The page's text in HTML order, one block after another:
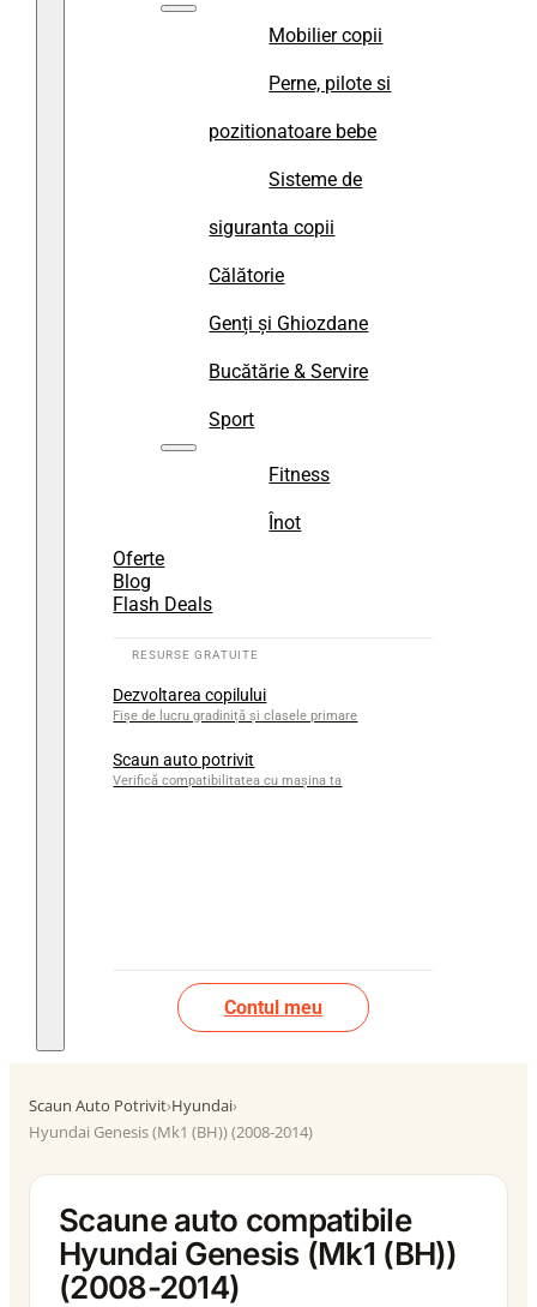
Mobilier copii
Perne, pilote si
pozitionatoare bebe
Sisteme de
siguranta copii
Călătorie
Genți și Ghiozdane
Bucătărie & Servire
Sport
Fitness
Înot
Oferte
Blog
Flash Deals
Dezvoltarea copilului
Fișe de lucru gradiniță și clasele primare
Scaun auto potrivit
Verifică compatibilitatea cu mașina ta
Contul meu
Scaun Auto Potrivit›Hyundai›
Hyundai Genesis (Mk1 (BH)) (2008-2014)
Scaune auto compatibile
Hyundai Genesis (Mk1 (BH))
(2008-2014)